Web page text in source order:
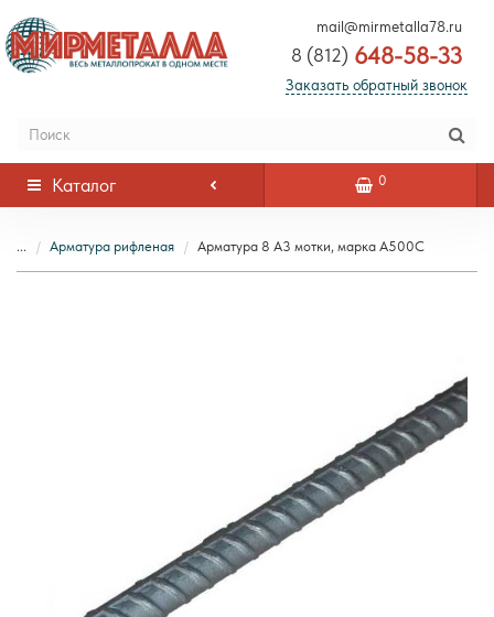
mail@mirmetalla78.ru
8 (812) 648-58-33
Заказать обратный звонок
Каталог 0
... Арматура рифленая Арматура 8 А3 мотки, марка А500С